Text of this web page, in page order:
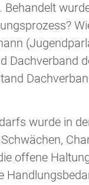
Dachverband
wurde in
offene